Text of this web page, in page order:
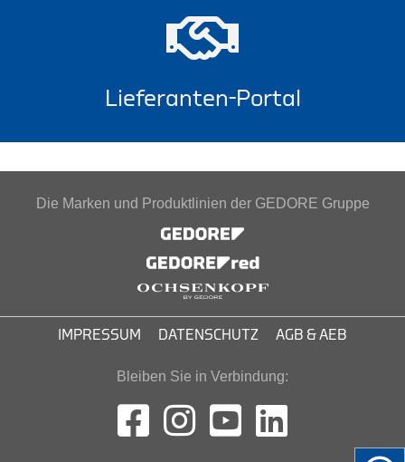
Lieferanten-Portal
Die Marken und Produktlinien der GEDORE Gruppe
IMPRESSUM DATENSCHUTZ AGB & AEB
Bleiben Sie in Verbindung: